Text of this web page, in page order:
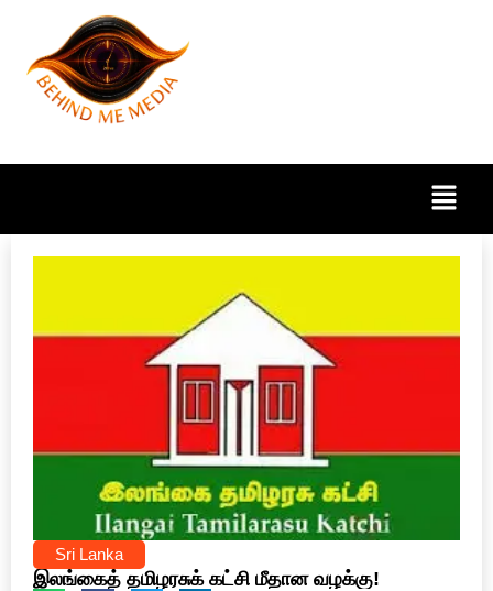
Sri Lanka
இலங்கைத் தமிழரசுக் கட்சி மீதான வழக்கு!